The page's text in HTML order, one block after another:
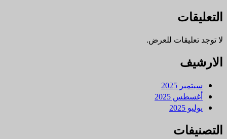
التعليقات
لا توجد تعليقات للعرض.
الارشيف
سبتمبر 2025
أغسطس 2025
يوليو 2025
التصنيفات